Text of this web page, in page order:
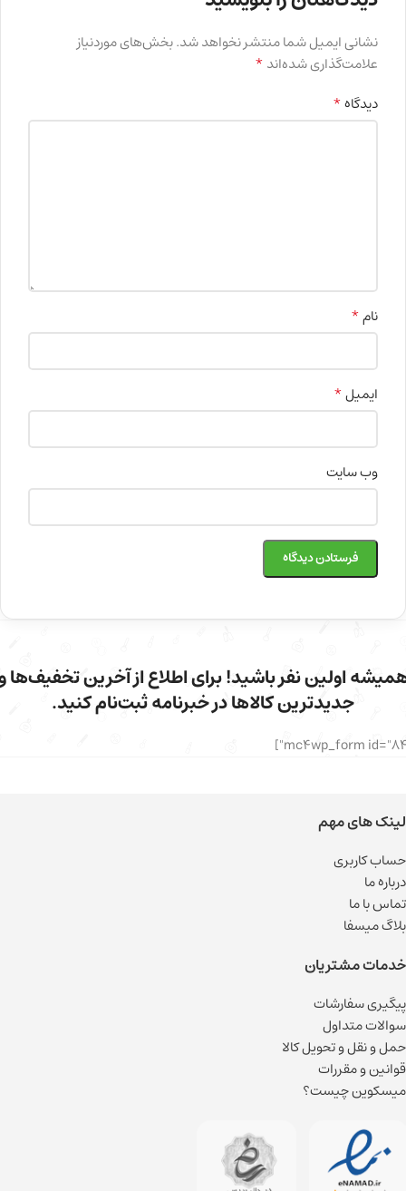
نشانی ایمیل شما منتشر نخواهد شد.بخش‌های موردنیاز
علامت‌گذاری شده‌اند*
دیدگاه*
نام*
ایمیل*
وب‌ سایت
اولین نفر باشید! برای اطلاع از آخرین تخفیف‌ها
جدیدترین کالاها در خبرنامه ثبت‌نام کنید.
لینک های مهم
حساب کاربری
درباره ما
تماس با ما
بلاگ میسفا
خدمات مشتریان
پیگیری سفارشات
سوالات متداول
حمل و نقل و تحویل کالا
قوانین و مقررات
میسکوین چیست؟